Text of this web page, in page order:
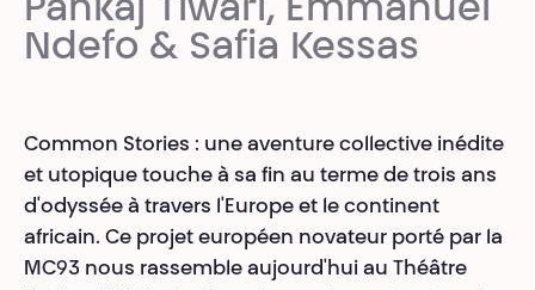
Pankaj Tiwari, Emmanuel
Ndefo & Safia Kessas
Common Stories : une aventure collective inédite
et utopique touche à sa fin au terme de trois ans
d'odyssée à travers l'Europe et le continent
africain. Ce projet européen novateur porté par la
MC93 nous rassemble aujourd'hui au Théâtre